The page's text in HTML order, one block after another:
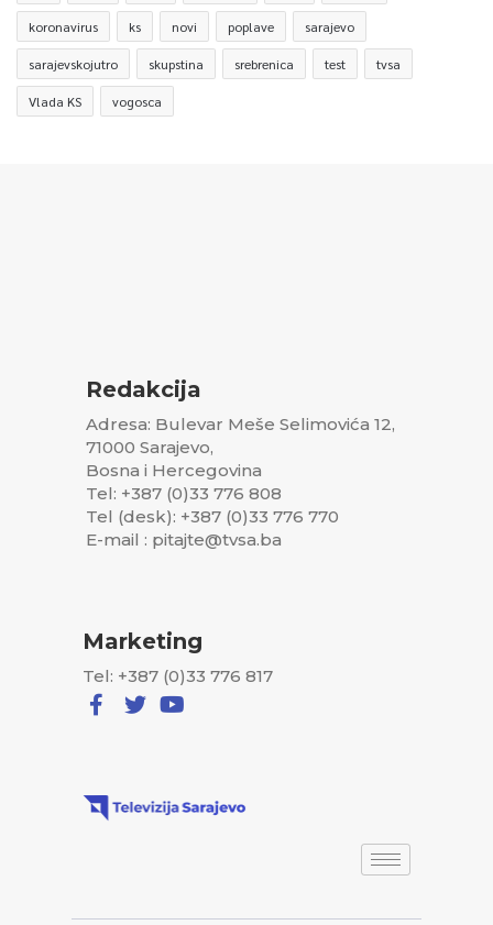
koronavirus ks novi poplave sarajevo
sarajevskojutro skupstina srebrenica test tvsa
Vlada KS vogosca
Redakcija
Adresa: Bulevar Meše Selimovića 12,
71000 Sarajevo,
Bosna i Hercegovina
Tel: +387 (0)33 776 808
Tel (desk): +387 (0)33 776 770
E-mail : pitajte@tvsa.ba
Marketing
Tel: +387 (0)33 776 817